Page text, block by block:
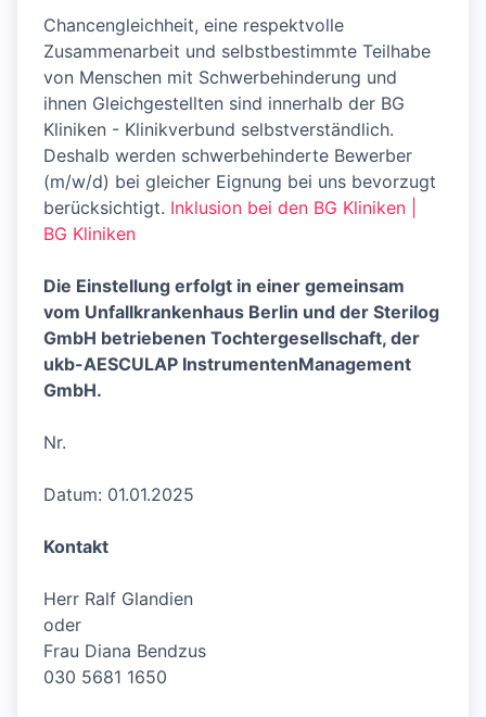
Chancengleichheit, eine respektvolle
Zusammenarbeit und selbstbestimmte Teilhabe
von Menschen mit Schwerbehinderung und
ihnen Gleichgestellten sind innerhalb der BG
Kliniken - Klinikverbund selbstverständlich.
Deshalb werden schwerbehinderte Bewerber
(m/w/d) bei gleicher Eignung bei uns bevorzugt
berücksichtigt. Inklusion bei den BG Kliniken |
BG Kliniken
Die Einstellung erfolgt in einer gemeinsam
vom Unfallkrankenhaus Berlin und der Sterilog
GmbH betriebenen Tochtergesellschaft, der
ukb-AESCULAP InstrumentenManagement
GmbH.
Nr.
Datum: 01.01.2025
Kontakt
Herr Ralf Glandien
oder
Frau Diana Bendzus
030 5681 1650